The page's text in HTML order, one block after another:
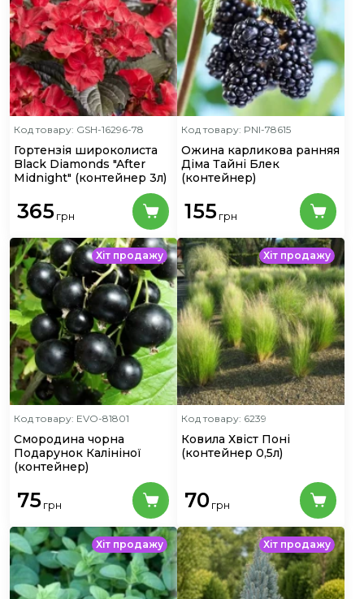
Код товару: GSH-16296-78
Гортензія широколиста
Black Diamonds "After
Midnight" (контейнер 3л)
365 грн
Код товару: PNI-78615
Ожина карликова ранняя
Діма Тайні Блек
(контейнер)
155 грн
Код товару: EVO-81801
Смородина чорна
Подарунок Калініної
(контейнер)
75 грн
Хіт продажу
Код товару: 6239
Ковила Хвіст Поні
(контейнер 0,5л)
70 грн
Хіт продажу
Хіт продажу Хіт продажу